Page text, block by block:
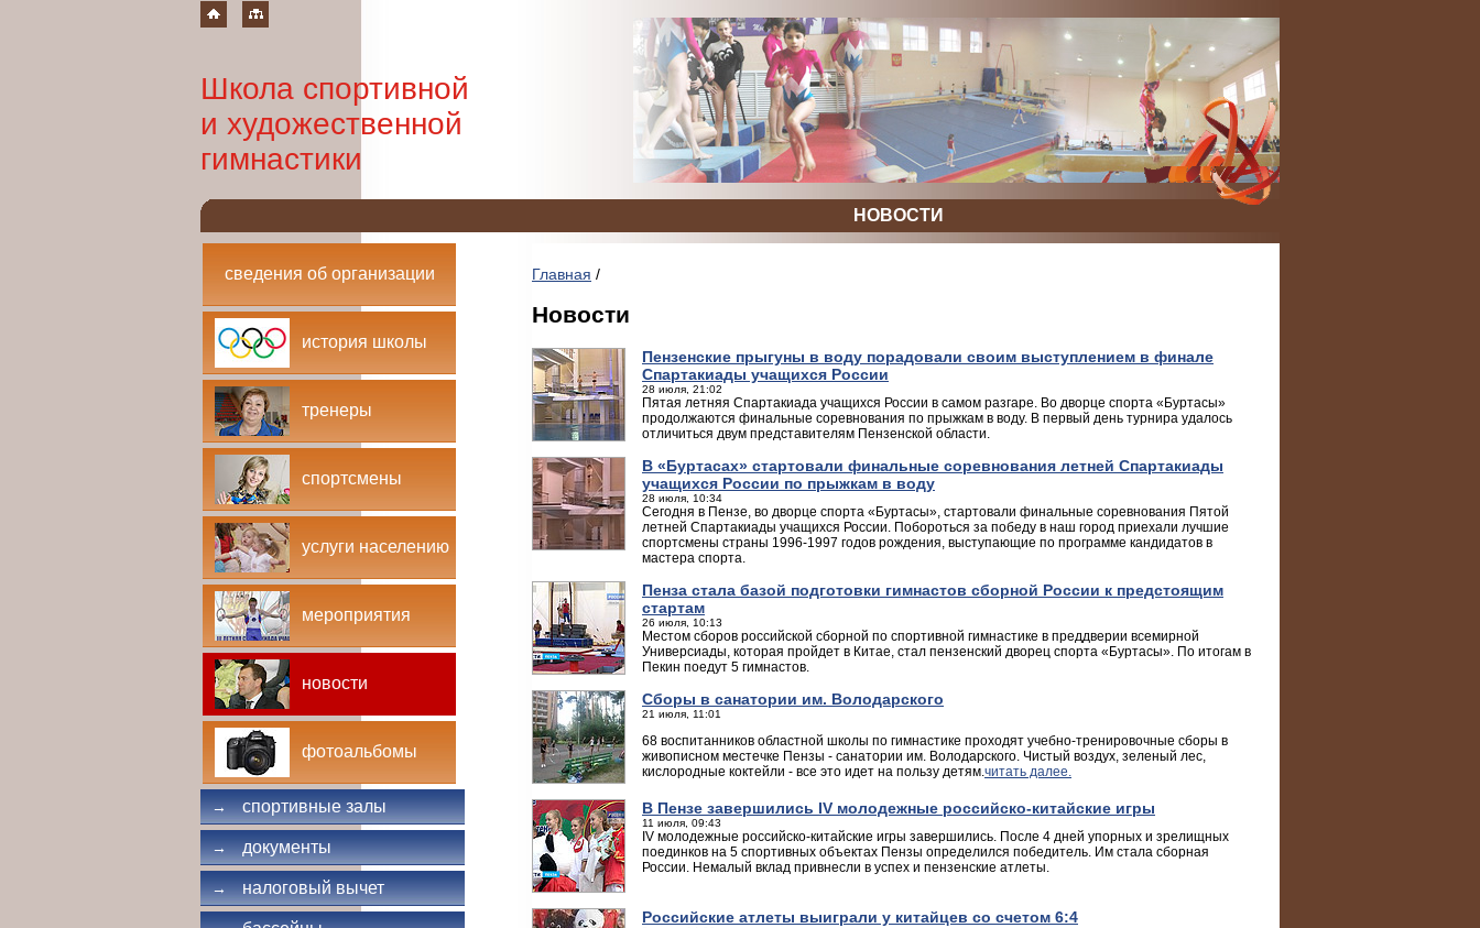
Школа спортивной
и художественной
гимнастики
НОВОСТИ
сведения об организации
история школы
тренеры
спортсмены
услуги населению
мероприятия
новости
фотоальбомы
→ спортивные залы
→ документы
→ налоговый вычет
Главная /
Новости
Пензенские прыгуны в воду порадовали своим выступлением в финале
Спартакиады учащихся России
28 июля, 21:02
Пятая летняя Спартакиада учащихся России в самом разгаре. Во дворце спорта «Буртасы»
продолжаются финальные соревнования по прыжкам в воду. В первый день турнира удалось
отличиться двум представителям Пензенской области.
В «Буртасах» стартовали финальные соревнования летней Спартакиады
учащихся России по прыжкам в воду
28 июля, 10:34
Сегодня в Пензе, во дворце спорта «Буртасы», стартовали финальные соревнования Пятой
летней Спартакиады учащихся России. Побороться за победу в наш город приехали лучшие
спортсмены страны 1996-1997 годов рождения, выступающие по программе кандидатов в
мастера спорта.
Пенза стала базой подготовки гимнастов сборной России к предстоящим
стартам
26 июля, 10:13
Местом сборов российской сборной по спортивной гимнастике в преддверии всемирной
Универсиады, которая пройдет в Китае, стал пензенский дворец спорта «Буртасы». По итогам в
Пекин поедут 5 гимнастов.
Сборы в санатории им. Володарского
21 июля, 11:01
68 воспитанников областной школы по гимнастике проходят учебно-тренировочные сборы в
живописном местечке Пензы - санатории им. Володарского. Чистый воздух, зеленый лес,
кислородные коктейли - все это идет на пользу детям.читать далее.
В Пензе завершились IV молодежные российско-китайские игры
11 июля, 09:43
IV молодежные российско-китайские игры завершились. После 4 дней упорных и зрелищных
поединков на 5 спортивных объектах Пензы определился победитель. Им стала сборная
России. Немалый вклад привнесли в успех и пензенские атлеты.
Российские атлеты выиграли у китайцев со счетом 6:4